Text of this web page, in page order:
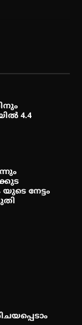
ടി. കെ.
4.4
നേട്ടം